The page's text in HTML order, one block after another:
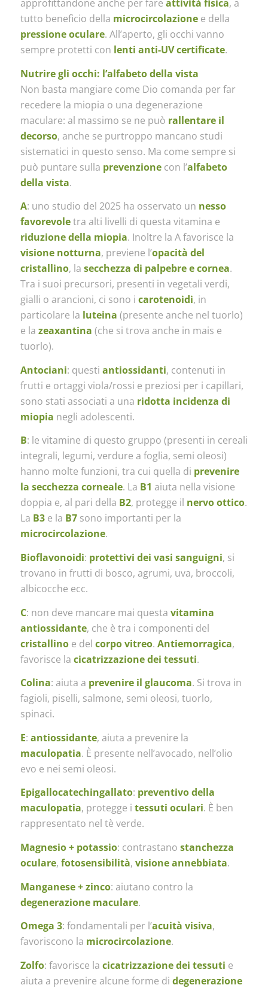
approfittandone anche per fare attività fisica, a
tutto beneficio della microcircolazionee della
pressione oculare. All’aperto, gli occhi vanno
sempre protetti con lenti anti-UV certificate.
Nutrire gli occhi: l’alfabeto della vista
Non basta mangiare come Dio comanda per far
recedere la miopia o una degenerazione
maculare: al massimo se ne può rallentare il
decorso, anche se purtroppo mancano studi
sistematici in questo senso. Ma come sempre si
può puntare sulla prevenzionecon l’alfabeto
della vista.
A: uno studio del 2025 ha osservato un nesso
favorevoletra alti livelli di questa vitamina e
riduzione della miopia. Inoltre la A favorisce la
visione notturna, previene l’opacità del
cristallino, la secchezza di palpebre e cornea.
Tra i suoi precursori, presenti in vegetali verdi,
gialli o arancioni, ci sono i carotenoidi, in
particolare la luteina (presente anche nel tuorlo)
e la zeaxantina (che si trova anche in mais e
tuorlo).
Antociani: questi antiossidanti, contenuti in
frutti e ortaggi viola/rossi e preziosi per i capillari,
sono stati associati a una ridotta incidenza di
miopia negli adolescenti.
B: le vitamine di questo gruppo (presenti in cereali
integrali, legumi, verdure a foglia, semi oleosi)
hanno molte funzioni, tra cui quella di prevenire
la secchezza corneale. La B1 aiuta nella visione
doppia e, al pari della B2, protegge il nervo ottico.
La B3e la B7sono importanti per la
microcircolazione.
Bioflavonoidi: protettivi dei vasi sanguigni, si
trovano in frutti di bosco, agrumi, uva, broccoli,
albicocche ecc.
C: non deve mancare mai questa vitamina
antiossidante, che è tra i componenti del
cristallinoe del corpo vitreo. Antiemorragica,
favorisce la cicatrizzazione dei tessuti.
Colina: aiuta a prevenire il glaucoma. Si trova in
fagioli, piselli, salmone, semi oleosi, tuorlo,
spinaci.
E: antiossidante, aiuta a prevenire la
maculopatia. È presente nell’avocado, nell’olio
evo e nei semi oleosi.
Epigallocatechingallato: preventivo della
maculopatia, protegge i tessuti oculari. È ben
rappresentato nel tè verde.
Magnesio + potassio: contrastano stanchezza
oculare, fotosensibilità, visione annebbiata.
Manganese + zinco: aiutano contro la
degenerazione maculare.
Omega 3: fondamentali per l’acuità visiva,
favoriscono la microcircolazione.
Zolfo: favorisce la cicatrizzazione dei tessuti e
aiuta a prevenire alcune forme di degenerazione